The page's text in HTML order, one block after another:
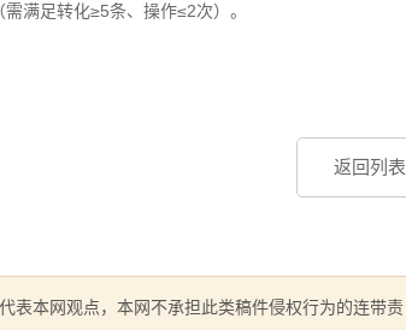
满足转化≥5条、操作≤2次）。
返回列表
表本网观点，本网不承担此类稿件侵权行为的连带责